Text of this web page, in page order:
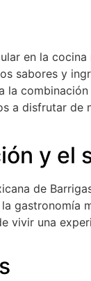
en la
sabores y
la
a disfrutar
y el
de
gastronomía
vivir una